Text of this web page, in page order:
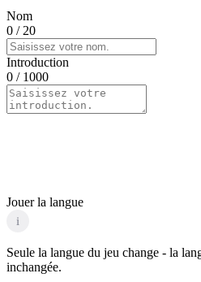
Nom
0 / 20
Introduction
0 / 1000
Jouer la langue
i
Seule la langue du jeu change - la
inchangée.